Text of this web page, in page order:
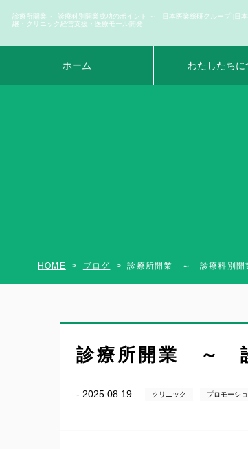
診療所開業 ～ 診療科別開業成功のポイント ～ - 日本医業総研グループ |日
継・クリニック経営支援・医療モール開発
ホーム わたしたちに
HOME ブログ 診療所開業 ～ 診療科別開
診療所開業 ～
- 2025.08.19 クリニック プロモーシ